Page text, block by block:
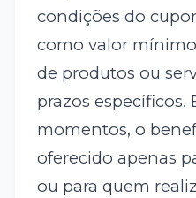
condições do
como valor
de produtos ou
prazos específicos.
momentos, o
oferecido apenas
ou para quem